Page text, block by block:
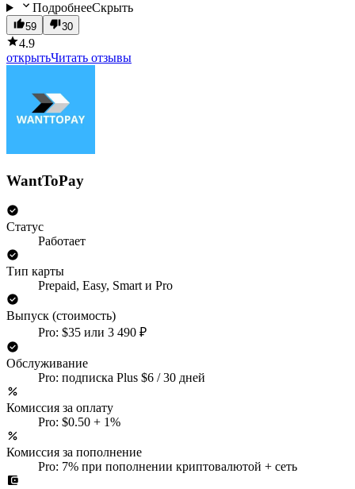
ПодробнееСкрыть
59 30
4.9
открытьЧитать отзывы
WantToPay
Статус
Работает
Тип карты
Prepaid, Easy, Smart и Pro
Выпуск (стоимость)
Pro: $35 или 3 490 ₽
Обслуживание
Pro: подписка Plus $6 / 30 дней
Комиссия за оплату
Pro: $0.50 + 1%
Комиссия за пополнение
Pro: 7% при пополнении криптовалютой + сеть